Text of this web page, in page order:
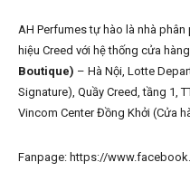
AH Perfumes tự hào là nhà
hiệu Creed với hệ thống cửa
Boutique) – Hà Nội, Lotte
Signature), Quầy Creed, tầng 1,
Vincom Center Đồng Khởi (Cửa
Fanpage: https://